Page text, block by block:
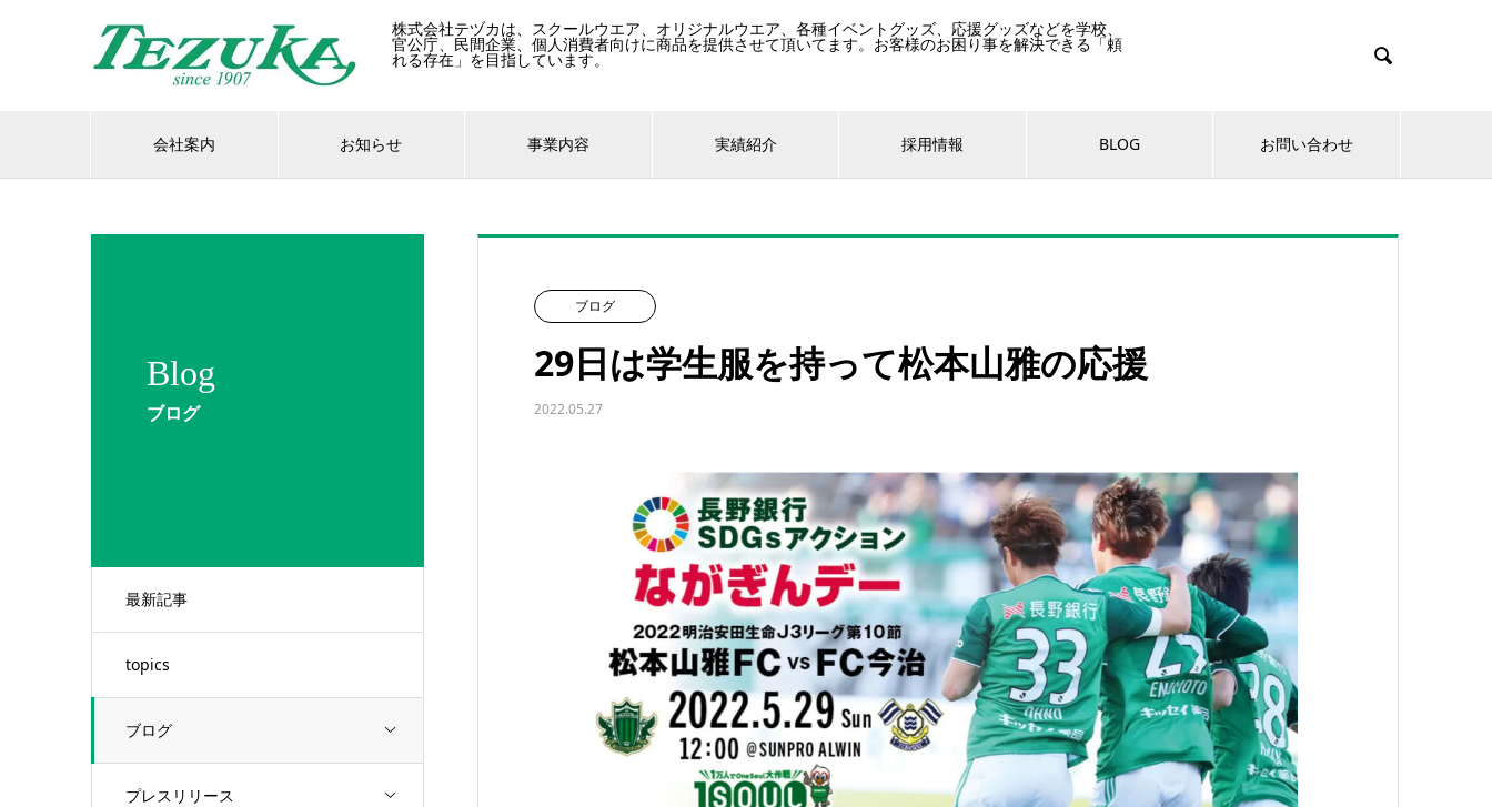
株式会社テヅカは、スクールウエア、オリジナルウエア、各種イベントグッズ、応援グッズなどを学校、
官公庁、民間企業、個人消費者向けに商品を提供させて頂いてます。お客様のお困り事を解決できる「頼
れる存在」を目指しています。 
会社案内 お知らせ 事業内容 実績紹介 採用情報 BLOG お問い合わせ
Blog
ブログ
最新記事
topics
ブログ
プレスリリース
ブログ
29日は学生服を持って松本山雅の応援
2022.05.27